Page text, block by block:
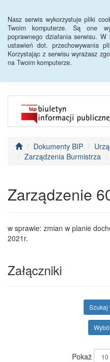
Nasz serwis wykorzystuje pliki
Twoim komputerze. Są one
poprawnego działania serwisu.
ustawień dot. przechowywania
Korzystając z serwisu wyrażasz
na Twoim komputerze.
BIP - Urząd
Dokumenty BIP
Zarządzenia Burmistrza
Zarządzenie
w sprawie: zmian w planie
2021r.
Załączniki
Szukaj
Pokaż